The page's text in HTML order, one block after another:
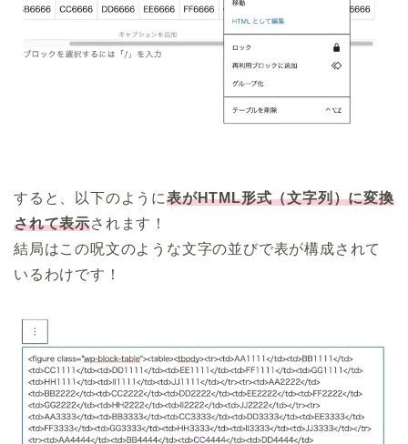
すると、以下のように表がHTML形式（文字列）に変換
されて表示されます！
結局はこの呪文のような文字の並びで表が構成されて
いるわけです！